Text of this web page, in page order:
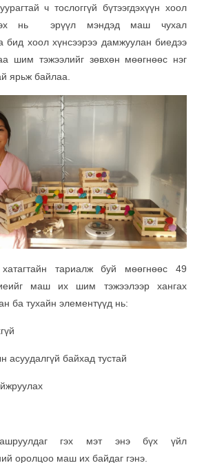
ч тослоггүй бүтээгдэхүүн хоол
нь эрүүл мэндэд маш чухал
бид хоол хүнсээрээ дамжуулан биедээ
шим тэжээлийг зөвхөн мөөгнөөс нэг
ярьж байлаа.
тариалж буй мөөгнөөс 49
маш их шим тэжээлээр хангах
ба тухайн элементүүд нь:
асуудалгүй байхад тустай
гэх мэт энэ бүх үйл
оролцоо маш их байдаг гэнэ.